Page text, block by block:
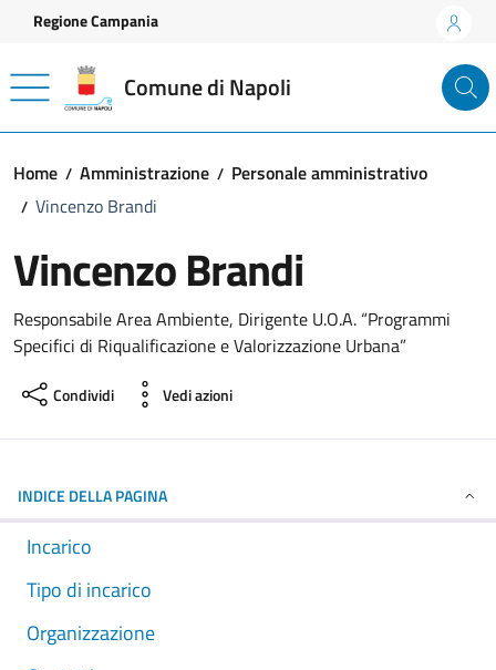
Vai ai contenuti
Vai al footer
Regione Campania
Comune di Napoli
Home Amministrazione
Personale amministrativo
Vincenzo Brandi
Vincenzo Brandi
Responsabile Area Ambiente, Dirigente U.O.A. “Programmi
Specifici di Riqualificazione e Valorizzazione Urbana”
Condividi Vedi azioni
INDICE DELLA PAGINA
Incarico
Tipo di incarico
Organizzazione